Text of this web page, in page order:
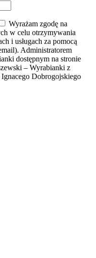
Wyrażam zgodę na
w celu otrzymywania
i usługach za pomocą
Administratorem
dostępnym na stronie
– Wyrabianki z
Dobrogojskiego